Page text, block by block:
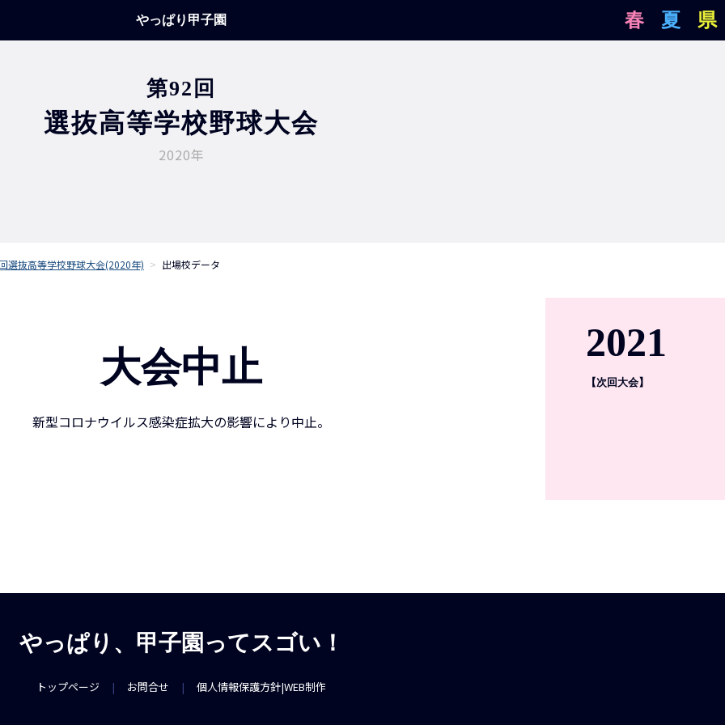
やっぱり甲子園 県
夏
春
第92回
選抜高等学校野球大会
2020年
選抜高等学校野球大会(2020年) > 出場校データ
大会中止
新型コロナウイルス感染症拡大の影響により中止。
2021
【次回大会】
やっぱり、甲子園ってスゴい！
トップページ | お問合せ | 個人情報保護方針|WEB制作